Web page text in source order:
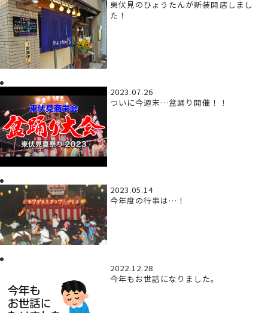
東伏見のひょうたんが新装開店しまし
た！
2023.07.26
ついに今週末…盆踊り開催！！
2023.05.14
今年度の行事は…！
2022.12.28
今年もお世話になりました。